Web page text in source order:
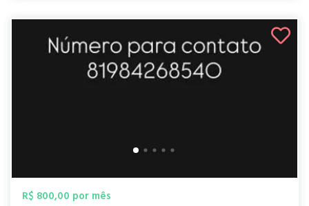
R$ 800,00 por mês